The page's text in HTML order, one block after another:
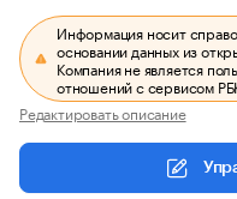
Информация носит
основании данных из
Компания не является
отношений с сервисом
Редактировать описание